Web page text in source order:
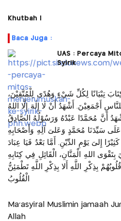
Khutbah I
Baca Juga :
UAS : Percaya
Syirik
تِبْيَانًا لِكُلِّ شَيْءٍ وَهُدًى لِلْمُتَّقِيْنَ،
أَجْمَعِيْنَ. أَشْهَدُ أَنْ لَا إِلٰهَ إِلَّا اللهُ
أَنَّ مُحَمَّدًا عَبْدُهُ وَرَسُوْلُهُ الصَّادِقُ
عَلَى سَيِّدَنَا مُحَمَّدٍ وَعَلىَ آلِهِ وَأَصْحَابِهِ
إِلىَ يَوْمِ الدِّيْنِ. أَمَّا بَعْدُ فَيَا عِبَادَ
اللهِ الْمَنَّانِ، الْقَائِلِ فِي كِتَابِهِ
بِذِكْرِ اللَّهِ أَلا بِذِكْرِ اللَّهِ تَطْمَئِنُّ
الْقُلُوبُ
Ma’asyiral Muslimin jamaah
Allah